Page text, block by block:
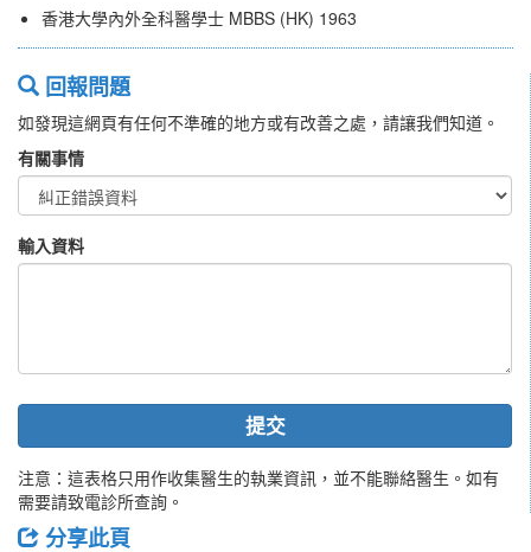
香港大學內外全科醫學士 MBBS (HK) 1963
回報問題
如發現這網頁有任何不準確的地方或有改善之處，請讓我們知道。
有關事情
輸入資料
提交
注意：這表格只用作收集醫生的執業資訊，並不能聯絡醫生。如有
需要請致電診所查詢。
分享此頁